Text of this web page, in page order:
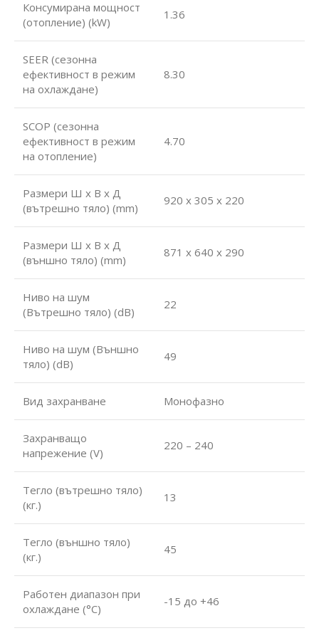
Консумирана мощност
(отопление) (kW)
1.36
SEER (сезонна
ефективност в режим
на охлаждане)
8.30
SCOP (сезонна
ефективност в режим
на отопление)
4.70
Размери Ш х В х Д
(вътрешно тяло) (mm)
920 x 305 x 220
Размери Ш х В х Д
(външно тяло) (mm)
871 x 640 x 290
Ниво на шум
(Вътрешно тяло) (dB)
22
Ниво на шум (Външно
тяло) (dB)
49
Вид захранване Монофазно
Захранващо
напрежение (V)
220 – 240
Тегло (вътрешно тяло)
(кг.)
13
Тегло (външно тяло)
(кг.)
45
Работен диапазон при
охлаждане (°С)
-15 до +46